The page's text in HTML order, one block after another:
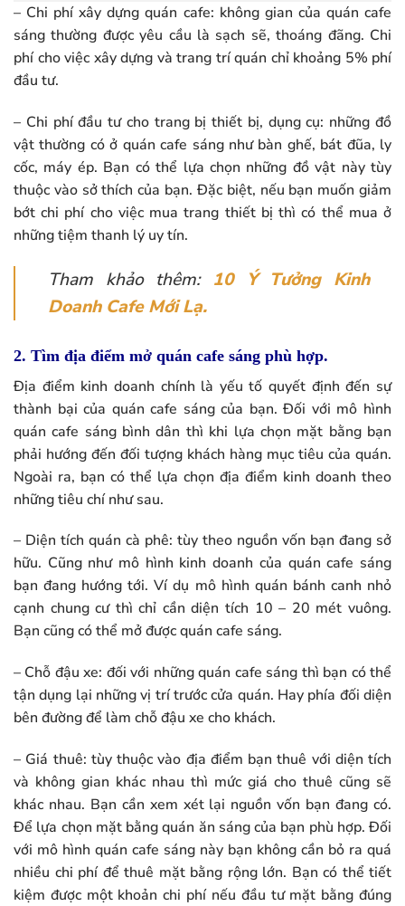
– Chi phí xây dựng quán cafe: không gian của quán cafe
sáng thường được yêu cầu là sạch sẽ, thoáng đãng. Chi
phí cho việc xây dựng và trang trí quán chỉ khoảng 5% phí
đầu tư.
– Chi phí đầu tư cho trang bị thiết bị, dụng cụ: những đồ
vật thường có ở quán cafe sáng như bàn ghế, bát đũa, ly
cốc, máy ép. Bạn có thể lựa chọn những đồ vật này tùy
thuộc vào sở thích của bạn. Đặc biệt, nếu bạn muốn giảm
bớt chi phí cho việc mua trang thiết bị thì có thể mua ở
những tiệm thanh lý uy tín.
Tham khảo thêm:
10 Ý Tưởng Kinh
Doanh Cafe Mới Lạ.
2. Tìm địa điểm mở quán cafe sáng phù hợp.
Địa điểm kinh doanh chính là yếu tố quyết định đến sự
thành bại của quán cafe sáng của bạn. Đối với mô hình
quán cafe sáng bình dân thì khi lựa chọn mặt bằng bạn
phải hướng đến đối tượng khách hàng mục tiêu của quán.
Ngoài ra, bạn có thể lựa chọn địa điểm kinh doanh theo
những tiêu chí như sau.
– Diện tích quán cà phê: tùy theo nguồn vốn bạn đang sở
hữu. Cũng như mô hình kinh doanh của quán cafe sáng
bạn đang hướng tới. Ví dụ mô hình quán bánh canh nhỏ
cạnh chung cư thì chỉ cần diện tích 10 – 20 mét vuông.
Bạn cũng có thể mở được quán cafe sáng.
– Chỗ đậu xe: đối với những quán cafe sáng thì bạn có thể
tận dụng lại những vị trí trước cửa quán. Hay phía đối diện
bên đường để làm chỗ đậu xe cho khách.
– Giá thuê: tùy thuộc vào địa điểm bạn thuê với diện tích
và không gian khác nhau thì mức giá cho thuê cũng sẽ
khác nhau. Bạn cần xem xét lại nguồn vốn bạn đang có.
Để lựa chọn mặt bằng quán ăn sáng của bạn phù hợp. Đối
với mô hình quán cafe sáng này bạn không cần bỏ ra quá
nhiều chi phí để thuê mặt bằng rộng lớn. Bạn có thể tiết
kiệm được một khoản chi phí nếu đầu tư mặt bằng đúng